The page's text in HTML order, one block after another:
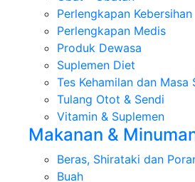
Perlengkapan Kebersihan
Perlengkapan Medis
Produk Dewasa
Suplemen Diet
Tes Kehamilan dan Masa
Tulang Otot & Sendi
Vitamin & Suplemen
Makanan &
Beras, Shirataki dan
Buah